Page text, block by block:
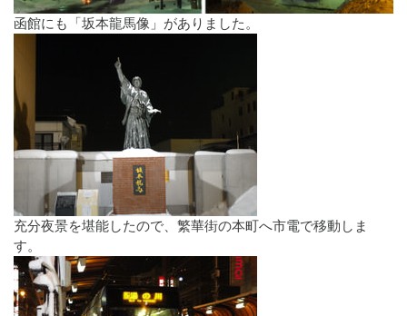
函館にも「坂本龍馬像」がありました。
充分夜景を堪能したので、繁華街の本町へ市電で移動しま
す。